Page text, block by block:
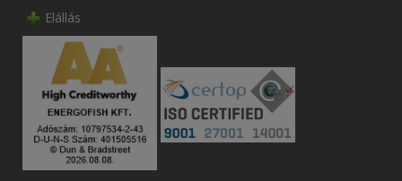
Elállás